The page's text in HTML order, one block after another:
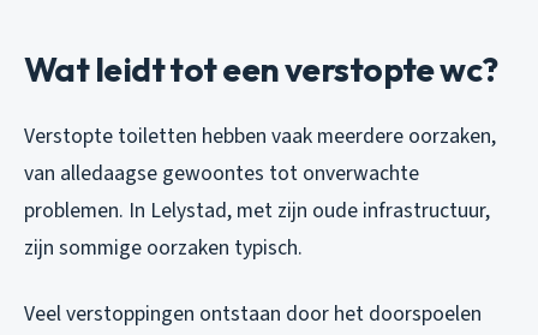
Wat leidt tot een verstopte wc?
Verstopte toiletten hebben vaak meerdere oorzaken,
van alledaagse gewoontes tot onverwachte
problemen. In Lelystad, met zijn oude infrastructuur,
zijn sommige oorzaken typisch.
Veel verstoppingen ontstaan door het doorspoelen